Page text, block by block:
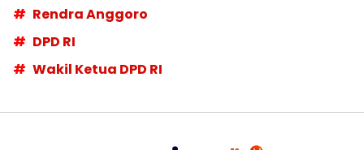
Rendra Anggoro
DPD RI
Wakil Ketua DPD RI